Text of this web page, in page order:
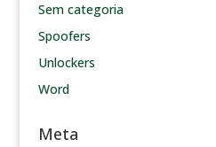
Sem categoria
Spoofers
Unlockers
Word
Meta